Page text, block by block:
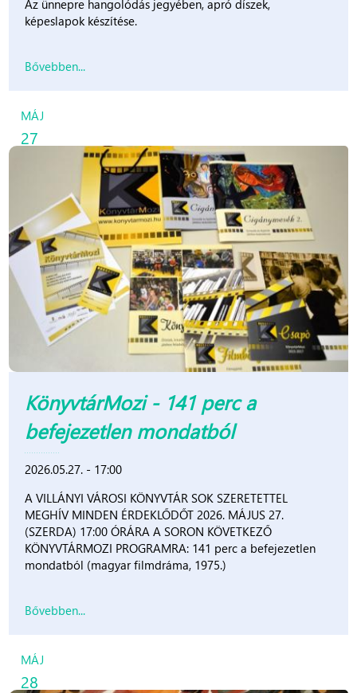
Az ünnepre hangolódás jegyében, apró díszek,
képeslapok készítése.
Bővebben...
MÁJ
27
KönyvtárMozi - 141 perc a
befejezetlen mondatból
2026.05.27. - 17:00
A VILLÁNYI VÁROSI KÖNYVTÁR SOK SZERETETTEL
MEGHÍV MINDEN ÉRDEKLŐDŐT 2026. MÁJUS 27.
(SZERDA) 17:00 ÓRÁRA A SORON KÖVETKEZŐ
KÖNYVTÁRMOZI PROGRAMRA: 141 perc a befejezetlen
mondatból (magyar filmdráma, 1975.)
Bővebben...
MÁJ
28